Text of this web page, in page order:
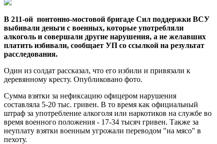
В 211-ой понтонно-мостовой бригаде Сил поддержки ВСУ
выбивали деньги с военных, которые употребляли
алкоголь и совершали другие нарушения, а не желавших
платить избивали, сообщает УП со ссылкой на результат
расследования.
Один из солдат рассказал, что его избили и привязали к
деревянному кресту. Опубликовано фото.
Сумма взятки за нефиксацию офицером нарушения
составляла 5-20 тыс. гривен. В то время как официальный
штраф за употребление алкоголя или наркотиков на службе во
время военного положения - 17-34 тысяч гривен. Также за
неуплату взятки военным угрожали переводом "на мясо" в
пехоту.